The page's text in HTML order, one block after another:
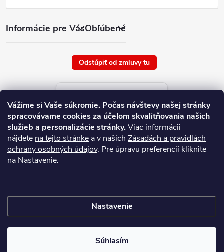
Vážime si Vaše súkromie. Počas návštevy našej stránky
spracovávame cookies za účelom skvalitňovania našich
služieb a personalizácie stránky.Viac informácii
nájdete na tejto stránke a v našich Zásadách a pravidlách
ochrany osobných údajov. Pre úpravu preferencií kliknite
na Nastavenie.
Nastavenie
Súhlasím
Informácie pre VásObľúbené
Odstúpiť od zmluvy tu
Aktuálne ceny tovaru
platné od : 8/8/2026
Copyright 2026NAJ.SK. Všetky práva vyhradené.